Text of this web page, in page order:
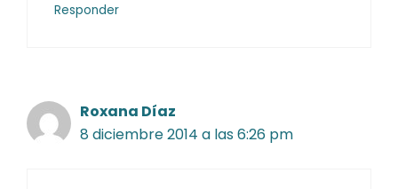
Responder
Roxana Díaz
8 diciembre 2014 a las 6:26 pm